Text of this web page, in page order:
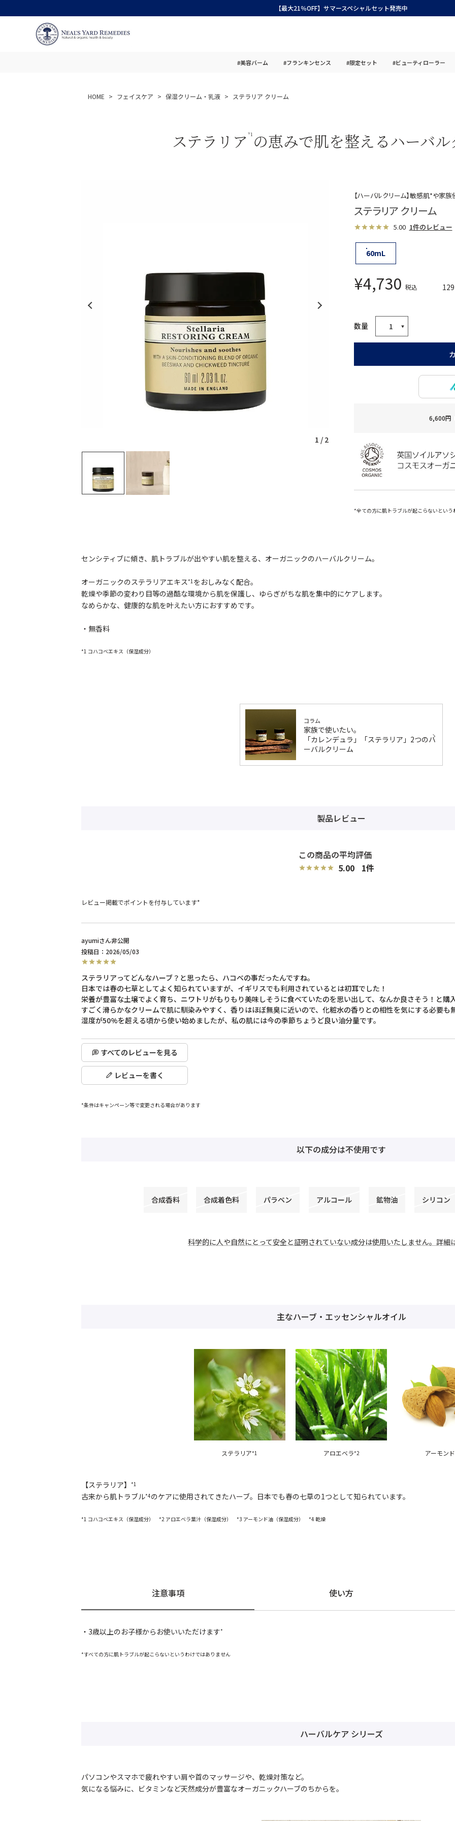
【最大21％OFF】サマースペシャルセット発売中
#美容バーム #フランキンセンス #限定セット #ビューティローラー
HOME フェイスケア 保湿クリーム・乳液 ステラリア クリーム
ステラリア *1 の恵みで肌を整えるハーバル
1 / 2
【ハーバルクリーム】敏感肌*や家
ステラリア クリーム
5.00 1件のレビュー
60mL
¥4,730 税込 129
6,600円
*全ての方に肌トラブルが起こらないという
センシティブに傾き、肌トラブルが出やすい肌を整える、オーガニックのハーバルクリーム。
オーガニックのステラリアエキス*1をおしみなく配合。
乾燥や季節の変わり目等の過酷な環境から肌を保護し、ゆらぎがちな肌を集中的にケアします。
なめらかな、健康的な肌を叶えたい方におすすめです。
・無香料
*1 コハコベエキス（保湿成分）
コラム
家族で使いたい。
「カレンデュラ」「ステラリア」2つのハ
ーバルクリーム
製品レビュー
5.00 1
レビュー掲載でポイントを付与しています*
ayumi
非公開
投稿日
2026/05/03
ステラリアってどんなハーブ？と思ったら、ハコベの事だったんですね。
日本では春の七草としてよく知られていますが、イギリスでも利用されているとは初耳でした！
栄養が豊富な土壌でよく育ち、ニワトリがもりもり美味しそうに食べていたのを思い出して、なんか良さそう！と購
すごく滑らかなクリームで肌に馴染みやすく、香りはほぼ無臭に近いので、化粧水の香りとの相性を気にする必要も
すべてのレビューを見る
レビューを書く
*条件はキャンペーン等で変更される場合があります
以下の成分は不使用です
合成香料 合成着色料 パラベン アルコール 鉱物油 シリコン
科学的に人や自然にとって安全と証明されていない成分は使用いたしません。詳
主なハーブ・エッセンシャルオイル
ステラリア*1 アロエベラ*2 アーモンド
【ステラリア】 *1
古来から肌トラブル*4のケアに使用されてきたハーブ。日本でも春の七草の1つとして知られています。
*1 コハコベエキス（保湿成分） *2 アロエベラ葉汁（保湿成分） *3 アーモンド油（保湿成分） *4 乾燥
注意事項 使い方
・3歳以上のお子様からお使いいただけます*
*すべての方に肌トラブルが起こらないというわけではありません
ハーバルケア シリーズ
パソコンやスマホで疲れやすい肩や首のマッサージや、乾燥対策など。
気になる悩みに、ビタミンなど天然成分が豊富なオーガニックハーブのちからを。